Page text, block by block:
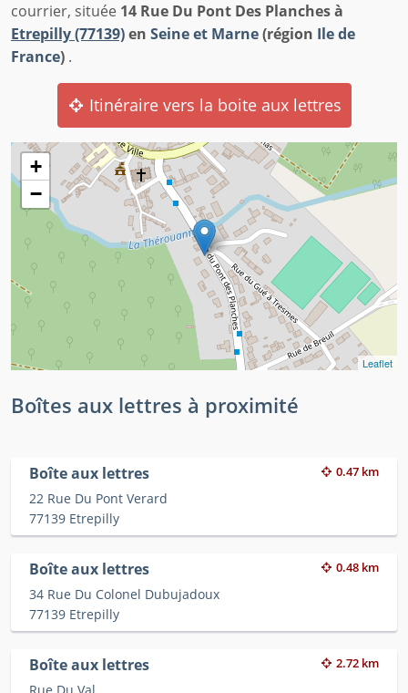
courrier, située 14 Rue Du Pont Des Planches à
Etrepilly (77139)en Seine et Marne(région Ile de
France) .
Itinéraire vers la boite aux lettres
+
−
Leaflet
Boîtes aux lettres à proximité
Boîte aux lettres 0.47 km
22 Rue Du Pont Verard
77139 Etrepilly
Boîte aux lettres 0.48 km
34 Rue Du Colonel Dubujadoux
77139 Etrepilly
Boîte aux lettres 2.72 km